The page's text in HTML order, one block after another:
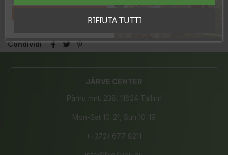
In magazzino 2 Articoli
Condividi
JÄRVE CENTER
Pärnu mnt. 238, 11624 Tallinn
Mon-Sat 10-21, Sun 10-19
(+372) 677 8211
RIFIUTA TUTTI